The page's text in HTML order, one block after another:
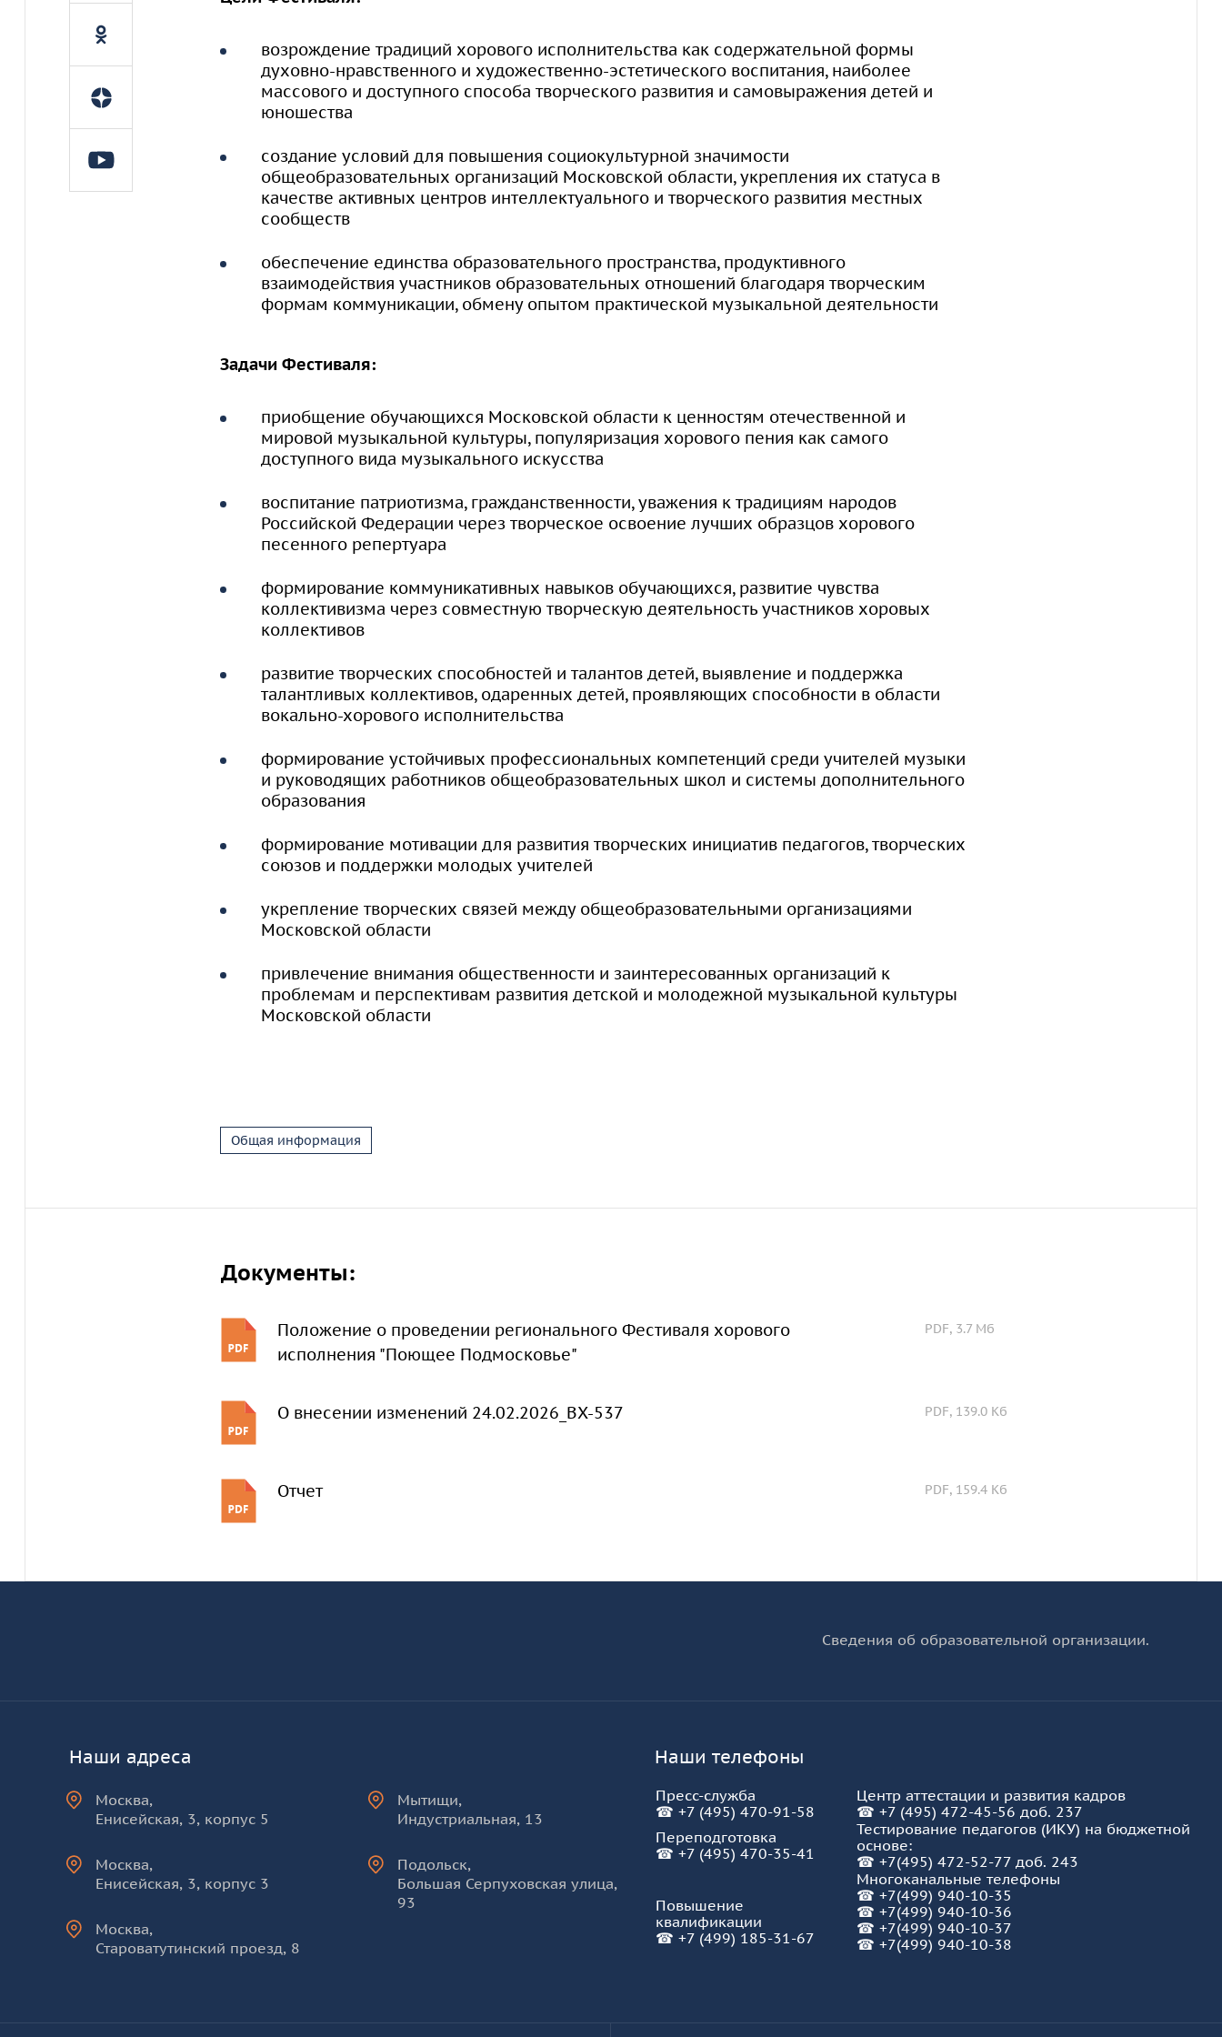
Информация о
предоставлении
Общежитие
тестирование
возрождение традиций хорового исполнительства как содержательной формы
духовно-нравственного и художественно-эстетического воспитания, наиболее
массового и доступного способа творческого развития и самовыражения детей и
юношества
создание условий для повышения социокультурной значимости
общеобразовательных организаций Московской области, укрепления их статуса в
качестве активных центров интеллектуального и творческого развития местных
сообществ
обеспечение единства образовательного пространства, продуктивного
взаимодействия участников образовательных отношений благодаря творческим
формам коммуникации, обмену опытом практической музыкальной деятельности
Задачи Фестиваля:
приобщение обучающихся Московской области к ценностям отечественной и
мировой музыкальной культуры, популяризация хорового пения как самого
доступного вида музыкального искусства
воспитание патриотизма, гражданственности, уважения к традициям народов
Российской Федерации через творческое освоение лучших образцов хорового
песенного репертуара
формирование коммуникативных навыков обучающихся, развитие чувства
коллективизма через совместную творческую деятельность участников хоровых
коллективов
развитие творческих способностей и талантов детей, выявление и поддержка
талантливых коллективов, одаренных детей, проявляющих способности в области
вокально-хорового исполнительства
формирование устойчивых профессиональных компетенций среди учителей музыки
и руководящих работников общеобразовательных школ и системы дополнительного
образования
формирование мотивации для развития творческих инициатив педагогов, творческих
союзов и поддержки молодых учителей
укрепление творческих связей между общеобразовательными организациями
Московской области
привлечение внимания общественности и заинтересованных организаций к
проблемам и перспективам развития детской и молодежной музыкальной культуры
Московской области
Общая информация
Документы:
Положение о проведении регионального Фестиваля хорового
исполнения "Поющее Подмосковье"
PDF, 3.7 Мб
О внесении изменений 24.02.2026_ВХ-537 PDF, 139.0 Кб
Отчет PDF, 159.4 Кб
Сведения об образовательной организации.
Наши адреса
Москва,
Енисейская, 3, корпус 5
Москва,
Енисейская, 3, корпус 3
Москва,
Староватутинский проезд, 8
Мытищи,
Индустриальная, 13
Подольск,
Большая Серпуховская улица,
93
Наши телефоны
Пресс-служба
☎ +7 (495) 470-91-58
Центр аттестации и развития кадров
☎ +7 (495) 472-45-56 доб. 237
Переподготовка
☎ +7 (495) 470-35-41
Тестирование педагогов (ИКУ) на бюджетной
основе:
☎ +7(495) 472-52-77 доб. 243
Многоканальные телефоны
☎ +7(499) 940-10-35
☎ +7(499) 940-10-36
☎ +7(499) 940-10-37
☎ +7(499) 940-10-38
Повышение
квалификации
☎ +7 (499) 185-31-67